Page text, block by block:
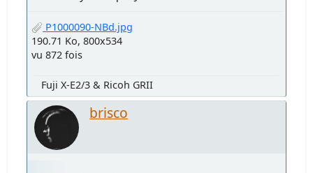
P1000090-NBd.jpg
190.71 Ko, 800x534
vu 872 fois
Fuji X-E2/3 & Ricoh GRII
brisco